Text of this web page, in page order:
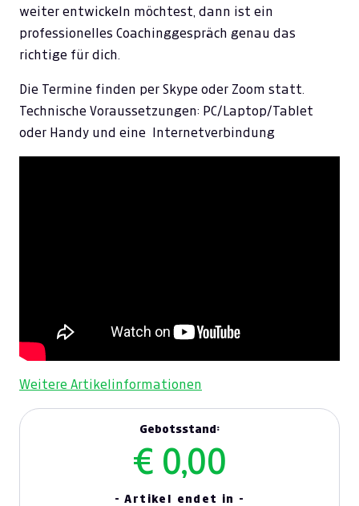
weiter entwickeln möchtest, dann ist ein
professionelles Coachinggespräch genau das
richtige für dich.
Die Termine finden per Skype oder Zoom statt.
Technische Voraussetzungen: PC/Laptop/Tablet
oder Handy und eine Internetverbindung
Weitere Artikelinformationen
Gebotsstand:
€ 0,00
- Artikel endet in -